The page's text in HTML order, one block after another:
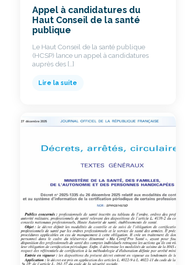
Appel à candidatures du
Haut Conseil de la santé
publique
Le Haut Conseil de la santé publique
(HCSP) lance un appel à candidatures
auprès des […]
Lire la suite